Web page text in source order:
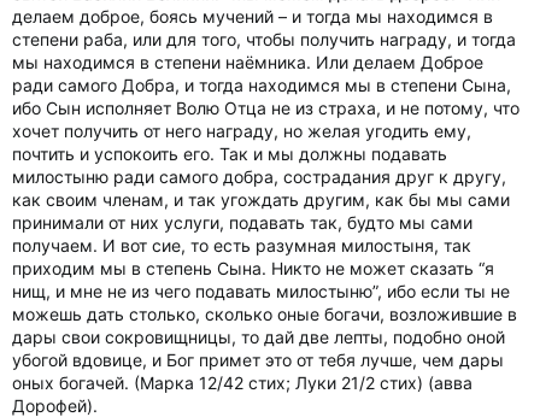
делаем доброе, боясь мучений – и тогда мы находимся в
степени раба, или для того, чтобы получить награду, и тогда
мы находимся в степени наёмника. Или делаем Доброе
ради самого Добра, и тогда находимся мы в степени Сына,
ибо Сын исполняет Волю Отца не из страха, и не потому, что
хочет получить от него награду, но желая угодить ему,
почтить и успокоить его. Так и мы должны подавать
милостыню ради самого добра, сострадания друг к другу,
как своим членам, и так угождать другим, как бы мы сами
принимали от них услуги, подавать так, будто мы сами
получаем. И вот сие, то есть разумная милостыня, так
приходим мы в степень Сына. Никто не может сказать “я
нищ, и мне не из чего подавать милостыню”, ибо если ты не
можешь дать столько, сколько оные богачи, возложившие в
дары свои сокровищницы, то дай две лепты, подобно оной
убогой вдовице, и Бог примет это от тебя лучше, чем дары
оных богачей. (Марка 12/42 стих; Луки 21/2 стих) (авва
Дорофей).